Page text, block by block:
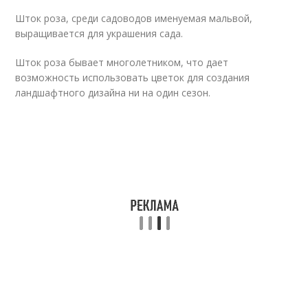
Шток роза, среди садоводов именуемая мальвой,
выращивается для украшения сада.
Шток роза бывает многолетником, что дает
возможность использовать цветок для создания
ландшафтного дизайна ни на один сезон.